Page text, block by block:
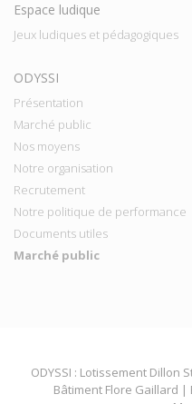
Espace ludique
Jeux ludiques et pédagogiques
ODYSSI
Présentation
Marché public
Nos moyens
Notre organisation
Recrutement
Notre politique de performance
Documents utiles
Marché public
ODYSSI : Lotissement Dillon
Bâtiment Flore Gaillard |